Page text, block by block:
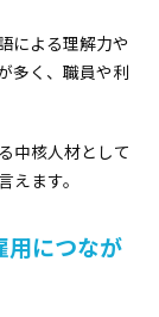
による理解力や
多く、職員や利
中核人材として
ます。
用につなが